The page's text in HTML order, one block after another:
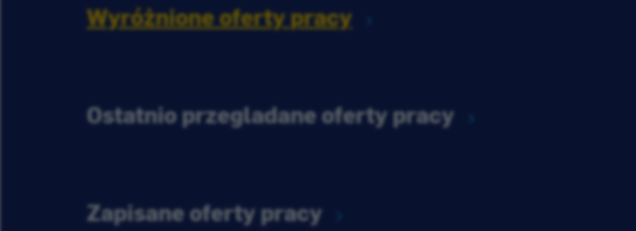
Wyróżnione oferty pracy
Ostatnio przeglądane oferty pracy
Zapisane oferty pracy